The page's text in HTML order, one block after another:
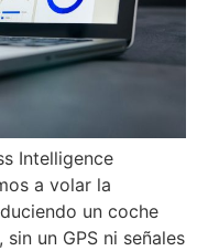
Intelligence
a volar la
un coche
un GPS ni señales